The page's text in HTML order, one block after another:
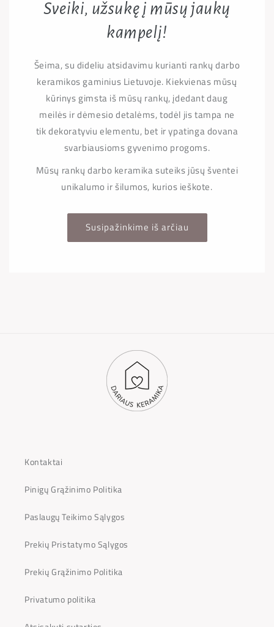
Sveiki, užsukę į mūsų jaukų
kampelį!
Šeima, su dideliu atsidavimu kurianti rankų darbo
keramikos gaminius Lietuvoje. Kiekvienas mūsų
kūrinys gimsta iš mūsų rankų, įdedant daug
meilės ir dėmesio detalėms, todėl jis tampa ne
tik dekoratyviu elementu, bet ir ypatinga dovana
svarbiausioms gyvenimo progoms.
Mūsų rankų darbo keramika suteiks jūsų šventei
unikalumo ir šilumos, kurios ieškote.
Susipažinkime iš arčiau
Kontaktai
Pinigų Grąžinimo Politika
Paslaugų Teikimo Sąlygos
Prekių Pristatymo Sąlygos
Prekių Grąžinimo Politika
Privatumo politika